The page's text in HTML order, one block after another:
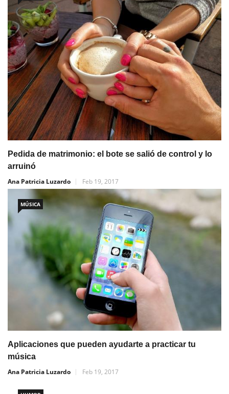
Pedida de matrimonio: el bote se salió de control y lo
arruinó
Ana Patricia Luzardo
Feb 19, 2017
MÚSICA
Aplicaciones que pueden ayudarte a practicar tu
música
Ana Patricia Luzardo
Feb 19, 2017